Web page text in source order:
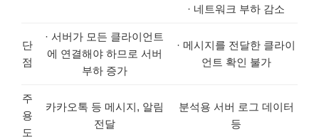
· 네트워크 부하 감소
단
점
· 서버가 모든 클라이언트
에 연결해야 하므로 서버
부하 증가
· 메시지를 전달한 클라이
언트 확인 불가
주
용
도
카카오톡 등 메시지, 알림
전달
분석용 서버 로그 데이터
등